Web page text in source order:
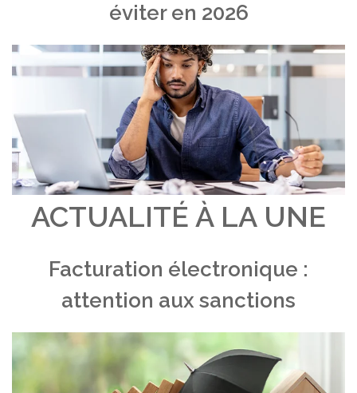
éviter en 2026
ACTUALITÉ À LA UNE
Facturation électronique :
attention aux sanctions